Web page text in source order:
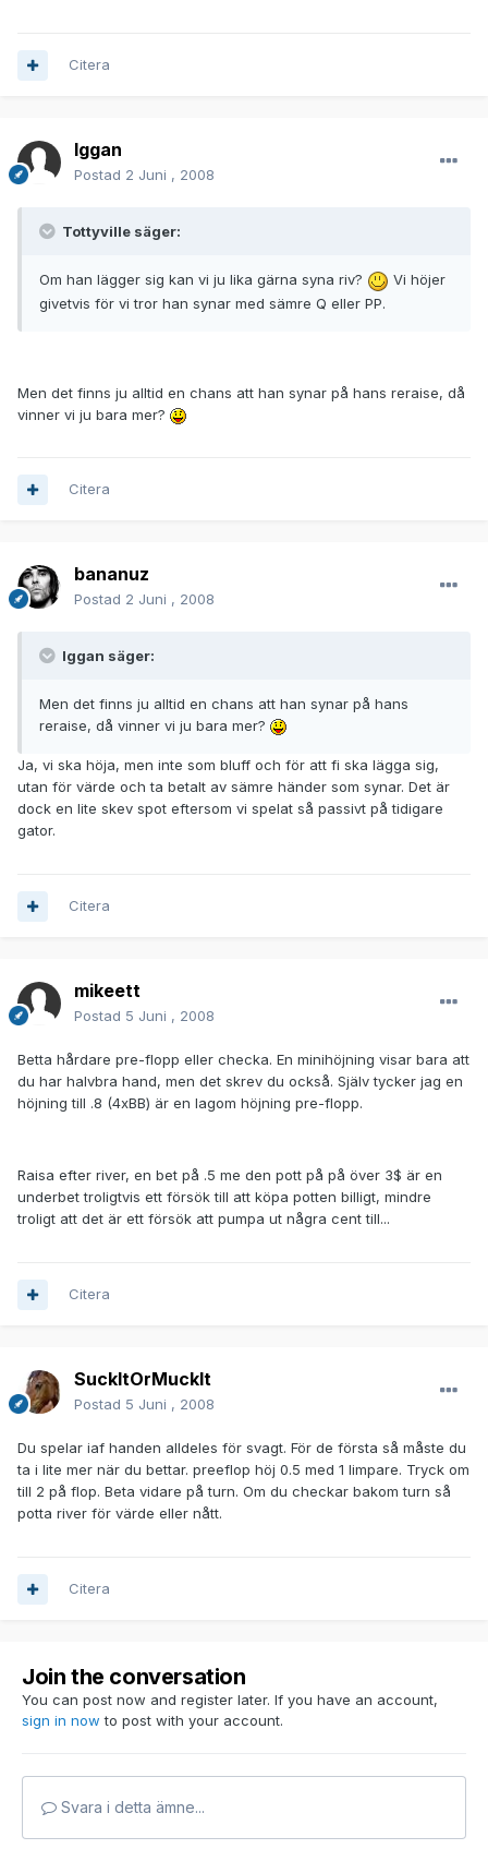
Citera
Iggan
Postad 2 Juni , 2008
Tottyville säger:
Om han lägger sig kan vi ju lika gärna syna riv?
Vi höjer
givetvis för vi tror han synar med sämre Q eller PP.
Men det finns ju alltid en chans att han synar på hans reraise, då
vinner vi ju bara mer?
Citera
bananuz
Postad 2 Juni , 2008
Iggan säger:
Men det finns ju alltid en chans att han synar på hans
reraise, då vinner vi ju bara mer?
Ja, vi ska höja, men inte som bluff och för att fi ska lägga sig,
utan för värde och ta betalt av sämre händer som synar. Det är
dock en lite skev spot eftersom vi spelat så passivt på tidigare
gator.
Citera
mikeett
Postad 5 Juni , 2008
Betta hårdare pre-flopp eller checka. En minihöjning visar bara att
du har halvbra hand, men det skrev du också. Själv tycker jag en
höjning till .8 (4xBB) är en lagom höjning pre-flopp.
Raisa efter river, en bet på .5 me den pott på på över 3$ är en
underbet troligtvis ett försök till att köpa potten billigt, mindre
troligt att det är ett försök att pumpa ut några cent till...
Citera
SuckItOrMuckIt
Postad 5 Juni , 2008
Du spelar iaf handen alldeles för svagt. För de första så måste du
ta i lite mer när du bettar. preeflop höj 0.5 med 1 limpare. Tryck om
till 2 på flop. Beta vidare på turn. Om du checkar bakom turn så
potta river för värde eller nått.
Citera
Join the conversation
You can post now and register later. If you have an account,
sign in now to post with your account.
Svara i detta ämne...